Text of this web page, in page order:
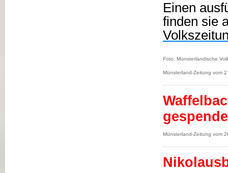
Einen
finden sie
Foto: Münsterländische
Münsterland-Zeitung vom
Münsterland-Zeitung vom